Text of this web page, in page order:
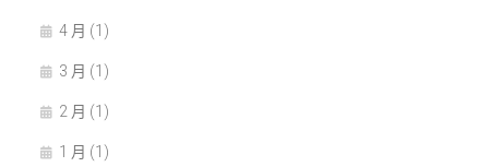
4 月 (1)
3 月 (1)
2 月 (1)
1 月 (1)